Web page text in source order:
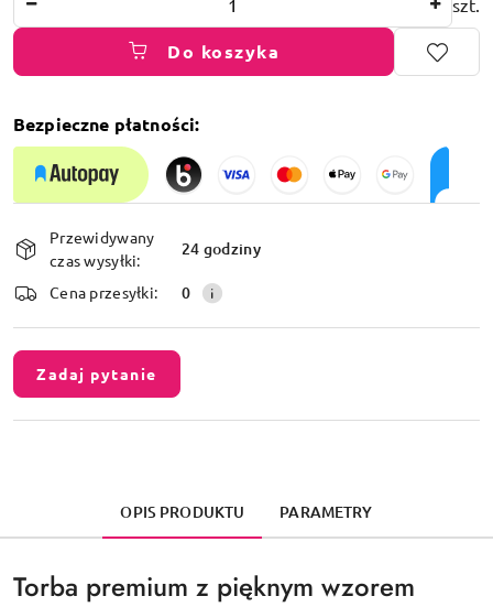
szt.
Do koszyka
Bezpieczne płatności:
Dostępność
i
dostawa
Przewidywany
czas wysyłki:
24 godziny
Cena przesyłki: 0
Zadaj pytanie
OPIS PRODUKTU PARAMETRY
Torba premium z pięknym wzorem